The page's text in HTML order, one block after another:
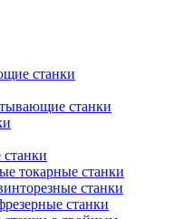
станки
станки
токарные станки
станки
станки